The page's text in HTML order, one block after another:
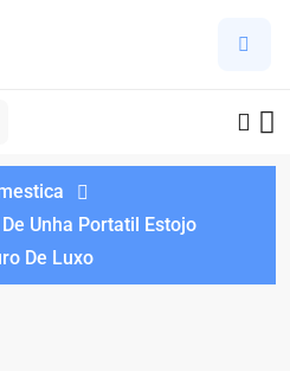
Unha Portatil Estojo
De Luxo